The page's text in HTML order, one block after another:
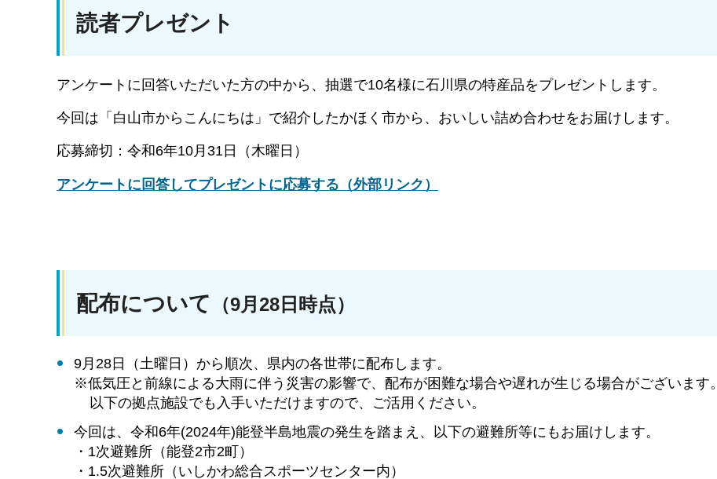
読者プレゼント
アンケートに回答いただいた方の中から、抽選で10名様に石川県の特産品をプレゼントします。
今回は「白山市からこんにちは」で紹介したかほく市から、おいしい詰め合わせをお届けします。
応募締切：令和6年10月31日（木曜日）
アンケートに回答してプレゼントに応募する（外部リンク）
配布について （9月28日時点）
9月28日（土曜日）から順次、県内の各世帯に配布します。
※低気圧と前線による大雨に伴う災害の影響で、配布が困難な場合や遅れが生じる場合がございます。
以下の拠点施設でも入手いただけますので、ご活用ください。
今回は、令和6年(2024年)能登半島地震の発生を踏まえ、以下の避難所等にもお届けします。
・1次避難所（能登2市2町）
・1.5次避難所（いしかわ総合スポーツセンター内）